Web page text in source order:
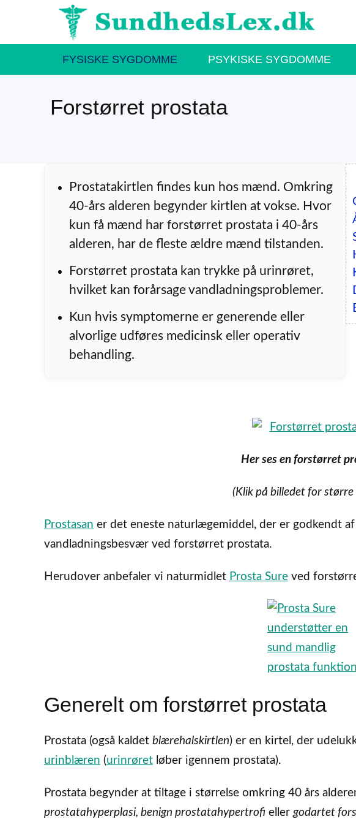
indhold
FYSISKE SYGDOMME PSYKISKE SYGDOMME
Forstørret prostata
Prostatakirtlen findes kun hos mænd. Omkring
40-års alderen begynder kirtlen at vokse. Hvor
kun få mænd har forstørret prostata i 40-års
alderen, har de fleste ældre mænd tilstanden.
Forstørret prostata kan trykke på urinrøret,
hvilket kan forårsage vandladningsproblemer.
Kun hvis symptomerne er generende eller
alvorlige udføres medicinsk eller operativ
behandling.
Her ses en forstørret
(Klik på billedet for større
Prostasan er det eneste naturlægemiddel, der er godkendt
vandladningsbesvær ved forstørret prostata.
Herudover anbefaler vi naturmidlet Prosta Sure ved
Generelt om forstørret prostata
Prostata (også kaldet blærehalskirtlen) er en kirtel, der
urinblæren (urinrøret løber igennem prostata).
Prostata begynder at tiltage i størrelse omkring 40 års
prostatahyperplasi, benign prostatahypertrofi ellergodartet